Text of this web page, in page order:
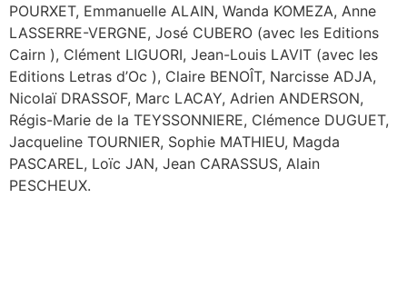
POURXET, Emmanuelle ALAIN, Wanda KOMEZA, Anne
LASSERRE-VERGNE, José CUBERO (avec les Editions
Cairn ), Clément LIGUORI, Jean-Louis LAVIT (avec les
Editions Letras d’Oc ), Claire BENOÎT, Narcisse ADJA,
Nicolaï DRASSOF, Marc LACAY, Adrien ANDERSON,
Régis-Marie de la TEYSSONNIERE, Clémence DUGUET,
Jacqueline TOURNIER, Sophie MATHIEU, Magda
PASCAREL, Loïc JAN, Jean CARASSUS, Alain
PESCHEUX.